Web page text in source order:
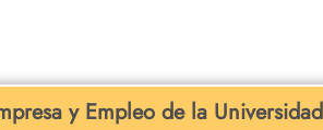
y Empleo de la